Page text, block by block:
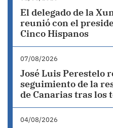
El delegado de la
reunió con el
Cinco Hispanos
07/08/2026
José Luis Perestelo
seguimiento de la
de Canarias tras los
04/08/2026